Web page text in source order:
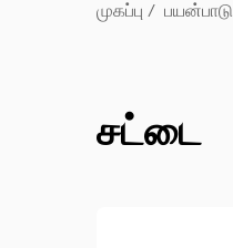
முகப்பு / பயன்பாடு
சட்டை